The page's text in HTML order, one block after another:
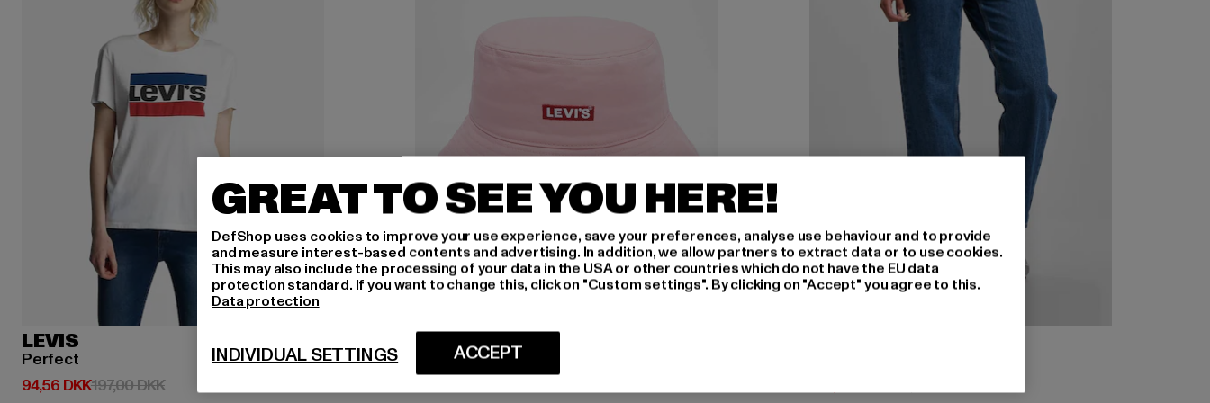
LEVIS
Perfect
94,56 DKK
Nuværende pris: 94,56 DKK
197,00 DKKKampagnepris: 197,00 DKK
118,20 DKK
Nuværende pris: Fra 118,20 DKK
197,00 DKK
GREAT TO SEE YOU HERE!
DefShop uses cookies to improve your use experience, save your preferences, analyse use behaviour and to provide
and measure interest-based contents and advertising. In addition, we allow partners to extract data or to use cookies.
This may also include the processing of your data in the USA or other countries which do not have the EU data
protection standard. If you want to change this, click on "Custom settings". By clicking on "Accept" you agree to this.
Data protection
ACCEPT
INDIVIDUAL SETTINGS